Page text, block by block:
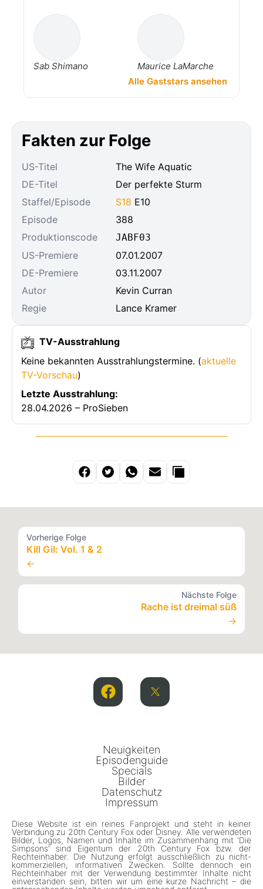
Sab Shimano
Maurice LaMarche
Alle Gaststars ansehen
Fakten zur Folge
US-Titel
The Wife Aquatic
DE-Titel
Der perfekte Sturm
Staffel/Episode
S18 E10
Episode
388
Produktionscode
JABF03
US-Premiere
07.01.2007
DE-Premiere
03.11.2007
Autor
Kevin Curran
Regie
Lance Kramer
TV-Ausstrahlung
Keine bekannten Ausstrahlungstermine. (aktuelle
TV-Vorschau)
Letzte Ausstrahlung:
28.04.2026 – ProSieben
Vorherige Folge
Kill Gil: Vol. 1 & 2
←
Nächste Folge
Rache ist dreimal süß
→
Neuigkeiten
Episodenguide
Specials
Bilder
Datenschutz
Impressum
Diese Website ist ein reines Fanprojekt und steht in keiner
Verbindung zu 20th Century Fox oder Disney. Alle verwendeten
Bilder, Logos, Namen und Inhalte im Zusammenhang mit 'Die
Simpsons' sind Eigentum der 20th Century Fox bzw. der
Rechteinhaber. Die Nutzung erfolgt ausschließlich zu nicht-
kommerziellen, informativen Zwecken. Sollte dennoch ein
Rechteinhaber mit der Verwendung bestimmter Inhalte nicht
einverstanden sein, bitten wir um eine kurze Nachricht – die